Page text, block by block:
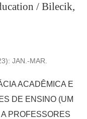
/ Bilecik,
JAN.-MAR.
ACADÊMICA E
DE ENSINO (UM
PROFESSORES